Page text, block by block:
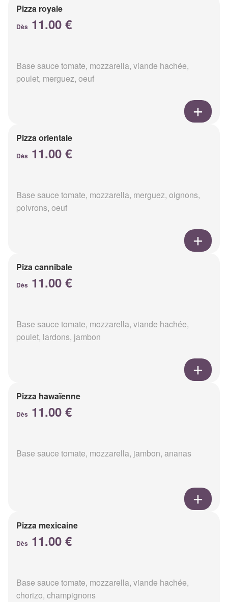
Pizza royale
Dès 11.00 €
Base sauce tomate, mozzarella, viande hachée,
poulet, merguez, oeuf
Pizza orientale
Dès 11.00 €
Base sauce tomate, mozzarella, merguez, oignons,
poivrons, oeuf
Piza cannibale
Dès 11.00 €
Base sauce tomate, mozzarella, viande hachée,
poulet, lardons, jambon
Pizza hawaïenne
Dès 11.00 €
Base sauce tomate, mozzarella, jambon, ananas
Pizza mexicaine
Dès 11.00 €
Base sauce tomate, mozzarella, viande hachée,
chorizo, champignons